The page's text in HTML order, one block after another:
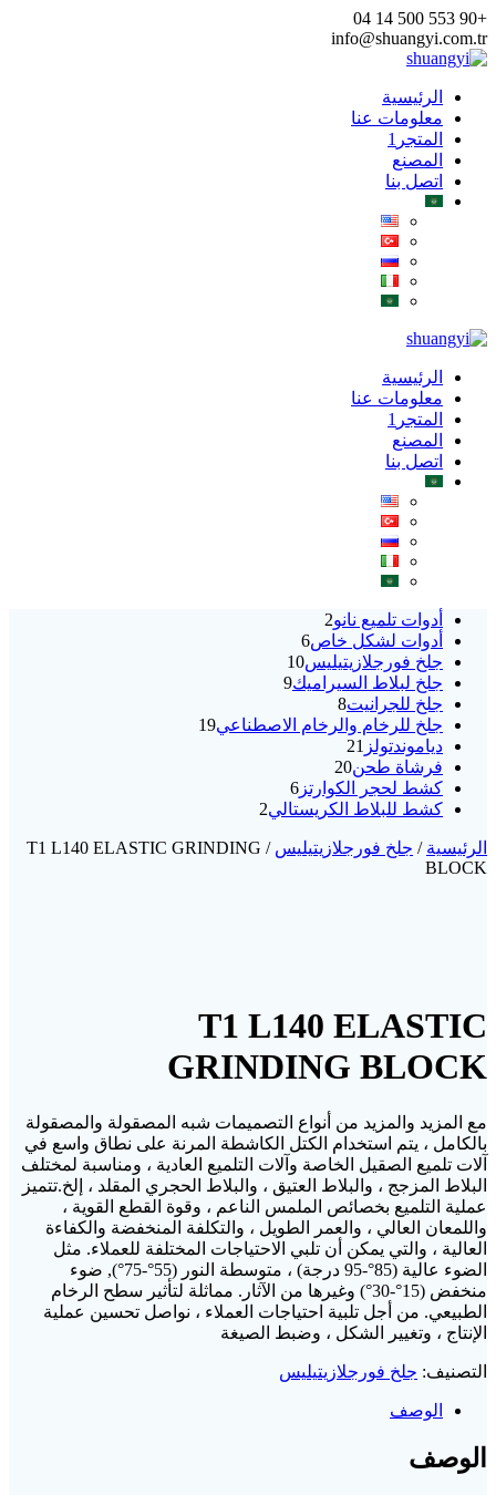
Skip
to
content
+90 553 500 14 04
info@shuangyi.com.tr
الرئيسية
معلومات عنا
المتجر1
المصنع
اتصل بنا
الرئيسية
معلومات عنا
المتجر1
المصنع
اتصل بنا
أدوات تلميع نانو2
منتجاتأدوات لشكل خاص6
6
منتجاتجلخ فورجلازيتيليس10
منتجات جلخ لبلاط السيراميك9
9
جلخ للجرانيت8
8
منتجات
جلخ للرخام والرخام الاصطناعي19
دياموندتولز 21
منتج فرشاة طحن20
منتج
كشط لحجر الكوارتز 6
6
منتجاتكشط للبلاط الكريستالي2
الرئيسية / جلخ فورجلازيتيليس
/ T1 L140 ELASTIC GRINDING
BLOCK
T1 L140 ELASTIC
GRINDING BLOCK
مع المزيد والمزيد من أنواع التصميمات شبه المصقولة والمصقولة
بالكامل ، يتم استخدام الكتل الكاشطة المرنة على نطاق واسع في
آلات تلميع الصقيل الخاصة وآلات التلميع العادية ، ومناسبة لمختلف
البلاط المزجج ، والبلاط العتيق ، والبلاط الحجري المقلد ، إلخ.تتميز
عملية التلميع بخصائص الملمس الناعم ، وقوة القطع القوية ،
واللمعان العالي ، والعمر الطويل ، والتكلفة المنخفضة والكفاءة
العالية ، والتي يمكن أن تلبي الاحتياجات المختلفة للعملاء. مثل
الضوء عالية (85°-95 درجة) ، متوسطة النور (55°-75°), ضوء
منخفض (15°-30°) وغيرها من الآثار. مماثلة لتأثير سطح الرخام
الطبيعي. من أجل تلبية احتياجات العملاء ، نواصل تحسين عملية
الإنتاج ، وتغيير الشكل ، وضبط الصيغة
التصنيف: جلخ فورجلازيتيليس
الوصف
الوصف